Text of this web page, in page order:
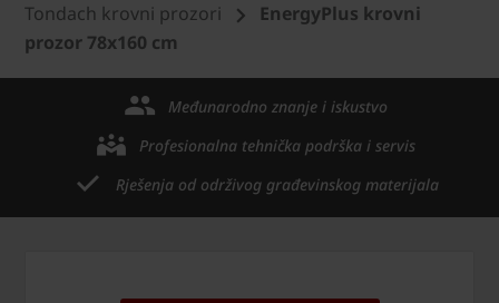
Tondach krovni prozori
EnergyPlus krovni
prozor 78x160 cm
Međunarodno znanje i iskustvo
Profesionalna tehnička podrška i servis
Rješenja od održivog građevinskog materijala